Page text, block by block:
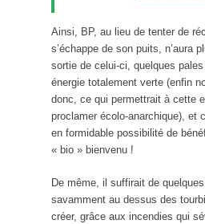
Ainsi, BP, au lieu de tenter de
s’échappe de son puits, n’aura
sortie de celui-ci, quelques
énergie totalement verte (enfin
donc, ce qui permettrait à cette
proclamer écolo-anarchique), et
en formidable possibilité de
« bio » bienvenu !
De même, il suffirait de
savamment au dessus des
créer, grâce aux incendies qui